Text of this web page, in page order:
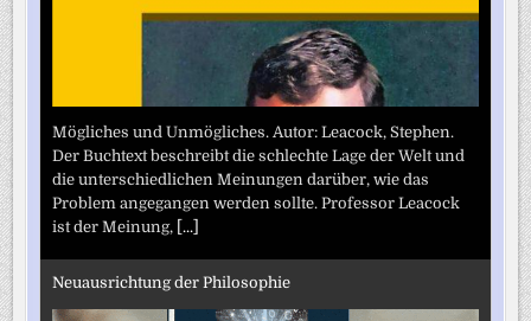
Mögliches und Unmögliches. Autor: Leacock, Stephen.
Der Buchtext beschreibt die schlechte Lage der Welt und
die unterschiedlichen Meinungen darüber, wie das
Problem angegangen werden sollte. Professor Leacock
ist der Meinung, [...]
Neuausrichtung der Philosophie